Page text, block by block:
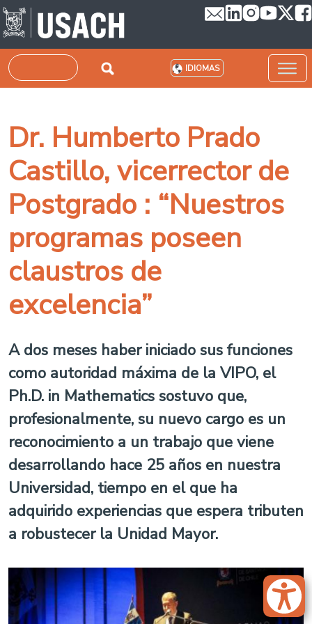
Pasar al contenido principal
Buscar IDIOMAS
Dr. Humberto Prado
Castillo, vicerrector de
Postgrado : “Nuestros
programas poseen
claustros de
excelencia”
A dos meses haber iniciado sus funciones
como autoridad máxima de la VIPO, el
Ph.D. in Mathematics sostuvo que,
profesionalmente, su nuevo cargo es un
reconocimiento a un trabajo que viene
desarrollando hace 25 años en nuestra
Universidad, tiempo en el que ha
adquirido experiencias que espera tributen
a robustecer la Unidad Mayor.